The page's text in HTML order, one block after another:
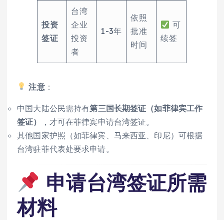
投资
签证
台湾
企业
投资
者
1-3年
依照
批准
时间
可
续签
注意：
中国大陆公民需持有第三国长期签证（如菲律宾工作
签证）
，才可在菲律宾申请台湾签证。
其他国家护照（如菲律宾、马来西亚、印尼）可根据
台湾驻菲代表处要求申请。
申请台湾签证所需
材料